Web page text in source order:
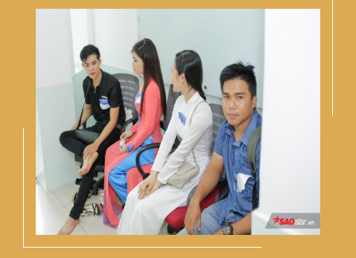
Những điều thí sinh cần lưu ý